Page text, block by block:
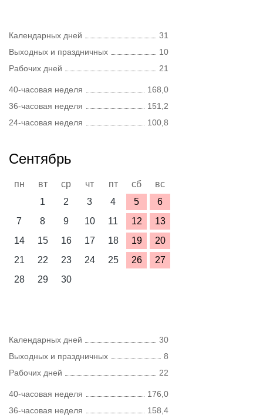
Календарных дней
31
Выходных и праздничных
10
Рабочих дней
21
40-часовая неделя
168,0
36-часовая неделя
151,2
24-часовая неделя
100,8
Сентябрь
пн вт ср чт пт сб
вс
1
2 3 4 5
6
7
8 9 10 11 12
13
14
15 16 17 18 19
20
21
22 23 24 25 26
27
28
29 30
Календарных дней
30
Выходных и праздничных
8
Рабочих дней
22
40-часовая неделя
176,0
36-часовая неделя
158,4